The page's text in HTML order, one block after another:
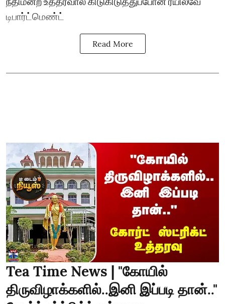
டிபார்ட்மெண்ட்
Read More
Tea Time News | "கோயில்
திருவிழாக்களில்..இனி இப்படி தான்.."